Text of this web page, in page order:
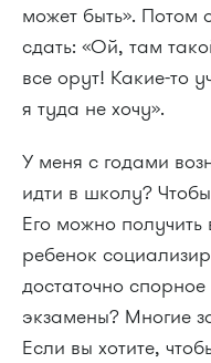
может быть». Потом
сдать: «Ой, там
все орут! Какие-то
я туда не хочу».
У меня с годами
идти в школу?
Его можно
ребенок
достаточно
экзамены? Многие
Если вы хотите,